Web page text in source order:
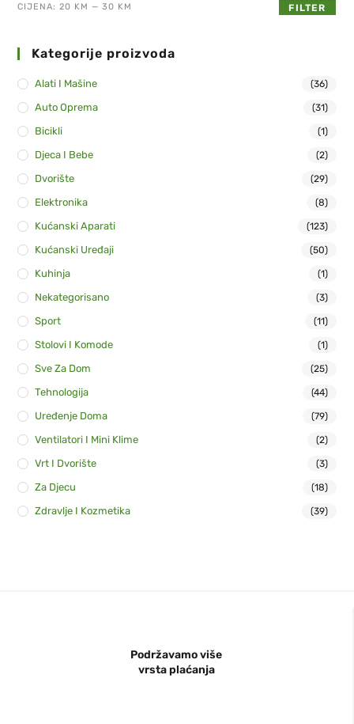
FILTER
CIJENA:20 KM —30 KM
Kategorije proizvoda
Alati I Mašine (36)
Auto Oprema (31)
Bicikli (1)
Djeca I Bebe (2)
Dvorište (29)
Elektronika (8)
Kućanski Aparati (123)
Kućanski Uređaji (50)
Kuhinja (1)
Nekategorisano (3)
Sport (11)
Stolovi I Komode (1)
Sve Za Dom (25)
Tehnologija (44)
Uređenje Doma (79)
Ventilatori I Mini Klime (2)
Vrt I Dvorište (3)
Za Djecu (18)
Zdravlje I Kozmetika (39)
Podržavamo više
vrsta plaćanja